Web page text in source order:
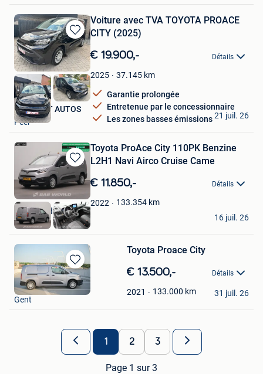
Sauvegarder
dans
Mes
Favoris
Voiture avec TVA TOYOTA PROACE
CITY (2025)
€ 19.900,- Détails
2025 37.145 km
Garantie prolongée
Entretenue par le concessionnaire
Les zones basses émissions
YVAN PUT AUTOS
Peer
21 juil. 26
Sauvegarder
dans
Mes
Favoris
Toyota ProAce City 110PK Benzine
L2H1 Navi Airco Cruise Came
€ 11.850,- Détails
2022 133.354 km
BAS World
Veghel
16 juil. 26
Sauvegarder
dans
Mes
Toyota Proace City
€ 13.500,- Détails
2021 133.000 km
jasminach
Gent
31 juil. 26
1 2 3
Page 1 sur 3